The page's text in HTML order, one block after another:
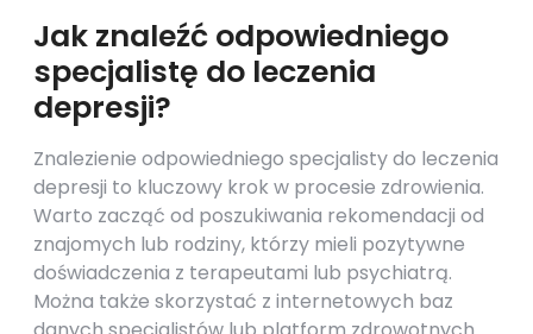
Jak znaleźć odpowiedniego
specjalistę do leczenia
depresji?
Znalezienie odpowiedniego specjalisty do leczenia
depresji to kluczowy krok w procesie zdrowienia.
Warto zacząć od poszukiwania rekomendacji od
znajomych lub rodziny, którzy mieli pozytywne
doświadczenia z terapeutami lub psychiatrą.
Można także skorzystać z internetowych baz